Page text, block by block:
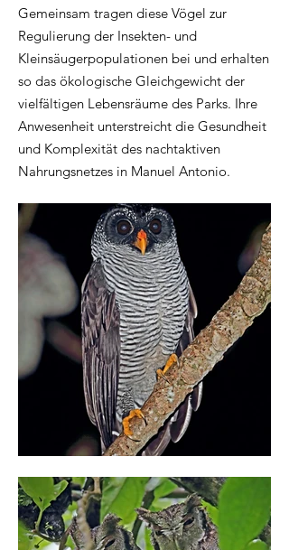
Gemeinsam tragen diese Vögel zur
Regulierung der Insekten- und
Kleinsäugerpopulationen bei und erhalten
so das ökologische Gleichgewicht der
vielfältigen Lebensräume des Parks. Ihre
Anwesenheit unterstreicht die Gesundheit
und Komplexität des nachtaktiven
Nahrungsnetzes in Manuel Antonio.